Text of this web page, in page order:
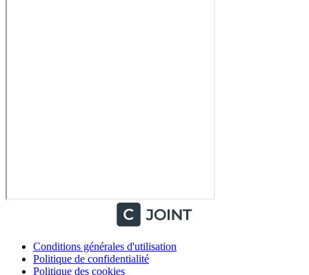
Conditions générales d'utilisation
Politique de confidentialité
Politique des cookies